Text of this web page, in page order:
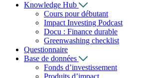
Knowledge Hub
Cours pour débutant
Impact Investing Podcast
Docu : Finance durable
Greenwashing checklist
Questionnaire
Base de données
Fonds d’investissement